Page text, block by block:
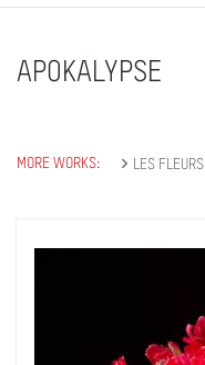
APOKALYPSE
MORE WORKS: LES FLEURS